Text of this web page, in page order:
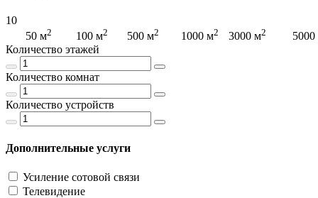
10
50 м2 100 м2 500 м2 1000 м2 3000 м2
Количество этажей
Количество комнат
Количество устройств
Дополнительные услуги
Усиление сотовой связи
Телевидение